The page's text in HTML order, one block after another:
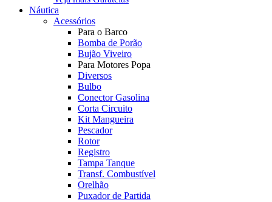
Náutica
Acessórios
Para o Barco
Bomba de Porão
Bujão Viveiro
Para Motores Popa
Diversos
Bulbo
Conector Gasolina
Corta Circuito
Kit Mangueira
Pescador
Rotor
Registro
Tampa Tanque
Transf. Combustível
Orelhão
Puxador de Partida